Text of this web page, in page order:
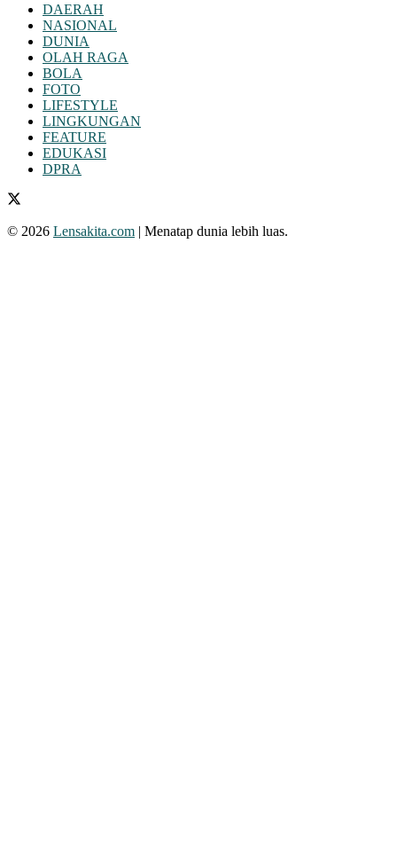
DAERAH
NASIONAL
DUNIA
OLAH RAGA
BOLA
FOTO
LIFESTYLE
LINGKUNGAN
FEATURE
EDUKASI
DPRA
© 2026 Lensakita.com | Menatap dunia lebih luas.